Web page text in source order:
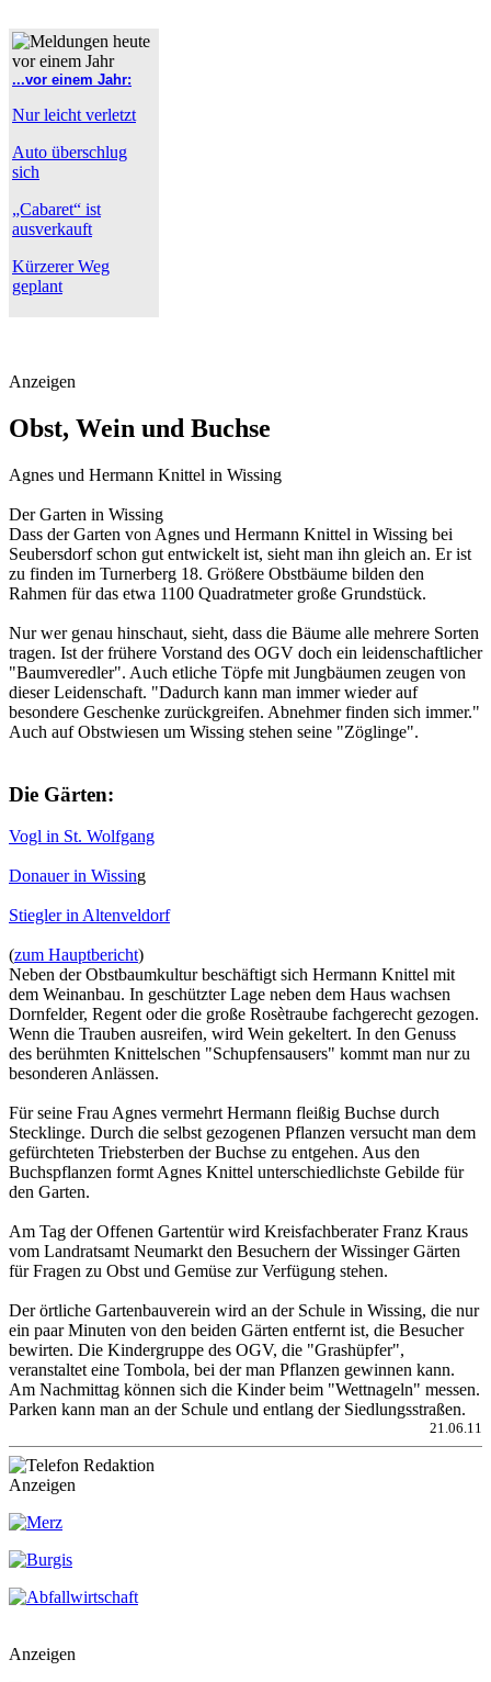
...vor einem Jahr:
Nur leicht verletzt
Auto überschlug
sich
„Cabaret“ ist
ausverkauft
Kürzerer Weg
geplant
Anzeigen
Obst, Wein und Buchse
Agnes und Hermann Knittel in Wissing
Der Garten in Wissing
Dass der Garten von Agnes und Hermann Knittel in Wissing bei
Seubersdorf schon gut entwickelt ist, sieht man ihn gleich an. Er ist
zu finden im Turnerberg 18. Größere Obstbäume bilden den
Rahmen für das etwa 1100 Quadratmeter große Grundstück.
Nur wer genau hinschaut, sieht, dass die Bäume alle mehrere Sorten
tragen. Ist der frühere Vorstand des OGV doch ein leidenschaftlicher
"Baumveredler". Auch etliche Töpfe mit Jungbäumen zeugen von
dieser Leidenschaft. "Dadurch kann man immer wieder auf
besondere Geschenke zurückgreifen. Abnehmer finden sich immer."
Auch auf Obstwiesen um Wissing stehen seine "Zöglinge".
Die Gärten:
Vogl in St. Wolfgang
Donauer in Wissing
Stiegler in Altenveldorf
(zum Hauptbericht)
Neben der Obstbaumkultur beschäftigt sich Hermann Knittel mit
dem Weinanbau. In geschützter Lage neben dem Haus wachsen
Dornfelder, Regent oder die große Rosètraube fachgerecht gezogen.
Wenn die Trauben ausreifen, wird Wein gekeltert. In den Genuss
des berühmten Knittelschen "Schupfensausers" kommt man nur zu
besonderen Anlässen.
Für seine Frau Agnes vermehrt Hermann fleißig Buchse durch
Stecklinge. Durch die selbst gezogenen Pflanzen versucht man dem
gefürchteten Triebsterben der Buchse zu entgehen. Aus den
Buchspflanzen formt Agnes Knittel unterschiedlichste Gebilde für
den Garten.
Am Tag der Offenen Gartentür wird Kreisfachberater Franz Kraus
vom Landratsamt Neumarkt den Besuchern der Wissinger Gärten
für Fragen zu Obst und Gemüse zur Verfügung stehen.
Der örtliche Gartenbauverein wird an der Schule in Wissing, die nur
ein paar Minuten von den beiden Gärten entfernt ist, die Besucher
bewirten. Die Kindergruppe des OGV, die "Grashüpfer",
veranstaltet eine Tombola, bei der man Pflanzen gewinnen kann.
Am Nachmittag können sich die Kinder beim "Wettnageln" messen.
Parken kann man an der Schule und entlang der Siedlungsstraßen.
21.06.11
Anzeigen
Anzeigen